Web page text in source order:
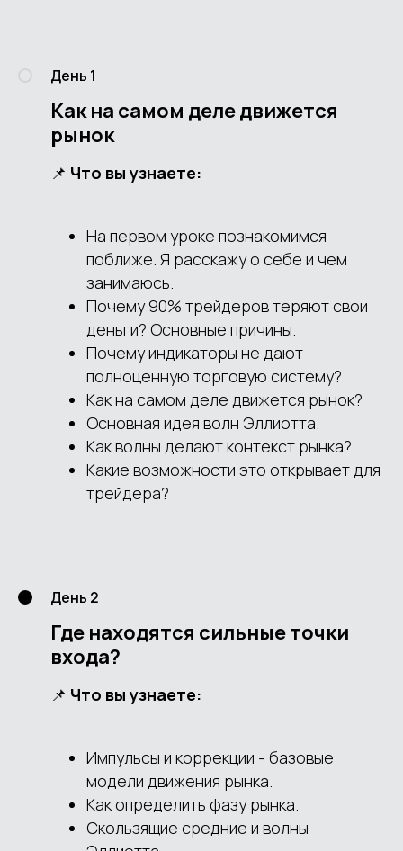
День 1
Как на самом деле движется
рынок
📌 Что вы узнаете:
На первом уроке познакомимся
поближе. Я расскажу о себе и чем
занимаюсь.
Почему 90% трейдеров теряют свои
деньги? Основные причины.
Почему индикаторы не дают
полноценную торговую систему?
Как на самом деле движется рынок?
Основная идея волн Эллиотта.
Как волны делают контекст рынка?
Какие возможности это открывает для
трейдера?
День 2
Где находятся сильные точки
входа?
📌 Что вы узнаете:
Импульсы и коррекции - базовые
модели движения рынка.
Как определить фазу рынка.
Скользящие средние и волны